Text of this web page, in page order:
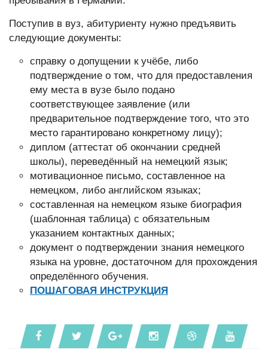
Поступив в вуз, абитуриенту нужно предъявить
следующие документы:
справку о допущении к учёбе, либо
подтверждение о том, что для предоставления
ему места в вузе было подано
соответствующее заявление (или
предварительное подтверждение того, что это
место гарантировано конкретному лицу);
диплом (аттестат об окончании средней
школы), переведённый на немецкий язык;
мотивационное письмо, составленное на
немецком, либо английском языках;
составленная на немецком языке биография
(шаблонная таблица) с обязательным
указанием контактных данных;
документ о подтверждении знания немецкого
языка на уровне, достаточном для прохождения
определённого обучения.
ПОШАГОВАЯ ИНСТРУКЦИЯ